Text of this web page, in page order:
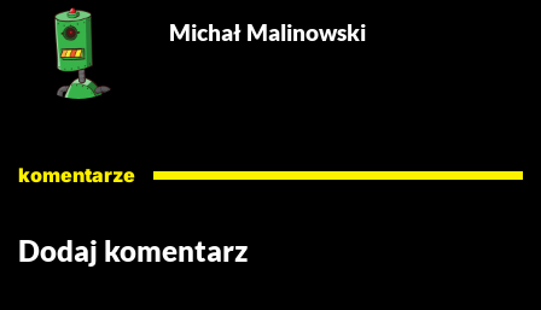
Michał Malinowski
komentarze
Dodaj komentarz